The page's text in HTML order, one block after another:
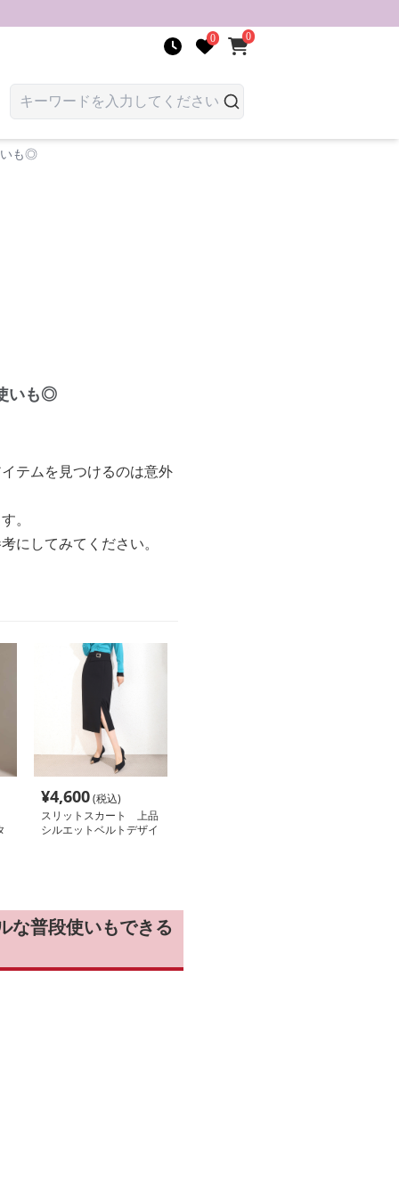
0 0
いも◎
いも◎
テムを見つけるのは意外
。
にしてみてください。
¥4,600(税込)
スリットスカート 上品
シルエットベルトデザイ
な普段使いもできる